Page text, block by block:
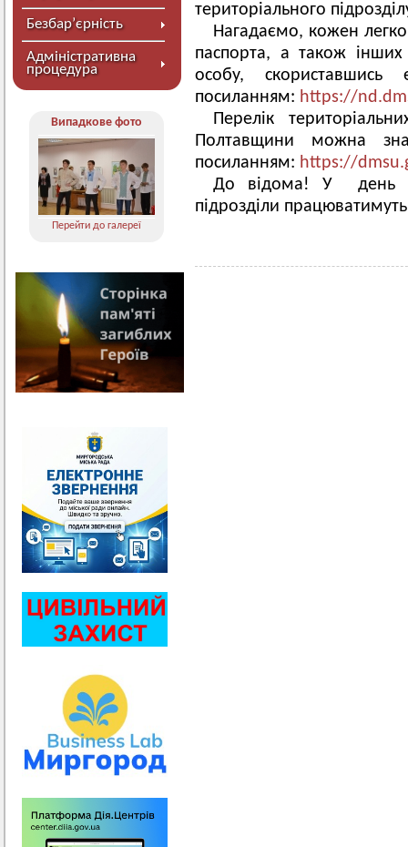
Безбар’єрність
Адміністративна
процедура
Випадкове фото
Перейти до галереї
територіального
Нагадаємо, кожен легко
паспорта, а також інших
особу,
посиланням: https://
Перелік
Полтавщини можна
посиланням: https://
До відома! У день
підрозділи